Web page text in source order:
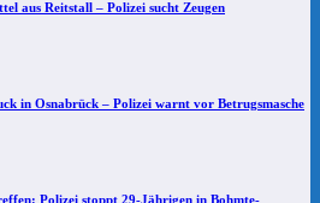
aus Reitstall – Polizei sucht Zeugen
in Osnabrück – Polizei warnt vor Betrugsmasche
Polizei stoppt 29-Jährigen in Bohmte-